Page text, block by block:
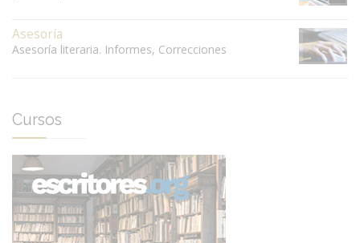
Asesoría
Asesoría literaria. Informes, Correcciones
Cursos